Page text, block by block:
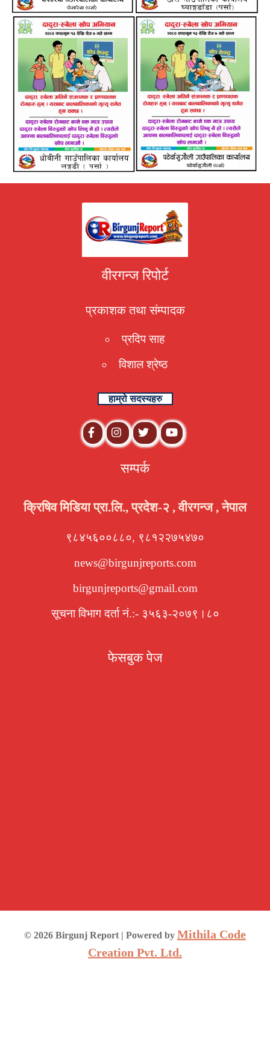
वीरगन्ज रिपोर्ट
प्रकाशक तथा संम्पादक
प्रदिप साह
विशाल श्रेष्ठ
हाम्रो सदस्यहरु
सम्पर्क
क्रिषिव मिडिया प्रा.लि., प्रदेश-२ , वीरगन्ज , नेपाल
९८४५६००८८०, ९८१२२७५४७०
news@birgunjreports.com
birgunjreports@gmail.com
सूचना विभाग दर्ता नं.:- ३५६३-२०७९।८०
फेसबुक पेज
© 2026 Birgunj Report | Powered by Mithila Code
Creation Pvt. Ltd.